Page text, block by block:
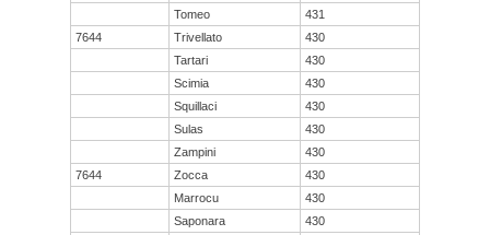
Tomeo
431
7644
Trivellato
430
Tartari
430
Scimia
430
Squillaci
430
Sulas
430
Zampini
430
7644
Zocca
430
Marrocu
430
Saponara
430